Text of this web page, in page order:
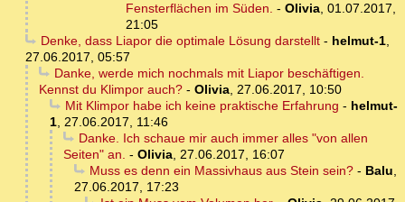
Fensterflächen im Süden. - Olivia, 01.07.2017,
21:05
Denke, dass Liapor die optimale Lösung darstellt- helmut-1,
27.06.2017, 05:57
Danke, werde mich nochmals mit Liapor beschäftigen.
Kennst du Klimpor auch? - Olivia, 27.06.2017, 10:50
Mit Klimpor habe ich keine praktische Erfahrung - helmut-
1, 27.06.2017, 11:46
Danke. Ich schaue mir auch immer alles "von allen
Seiten" an. - Olivia, 27.06.2017, 16:07
Muss es denn ein Massivhaus aus Stein sein?- Balu,
27.06.2017, 17:23